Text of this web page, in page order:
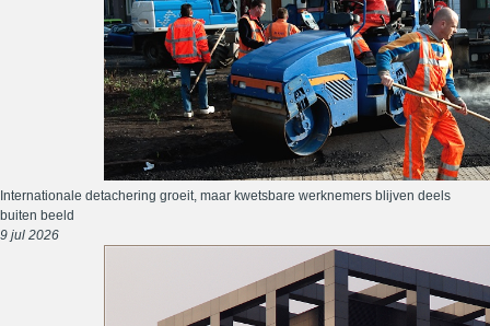
Internationale detachering groeit, maar kwetsbare werknemers blijven deels
buiten beeld
9 jul 2026